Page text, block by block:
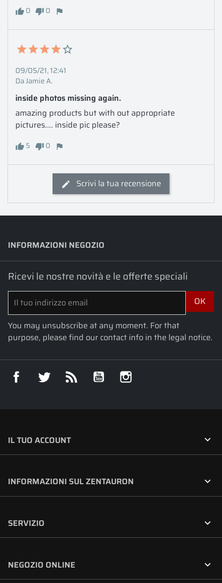
0 0
09/05/21, 12:41
Da Jamie A.
inside photos missing again.
amazing products but with out appropriate
pictures.... inside pic please?
5 0
Scrivi la tua recensione
INFORMAZIONI NEGOZIO
Ricevi le nostre novità e le offerte speciali
You may unsubscribe at any moment. For that
purpose, please find our contact info in the legal notice.
Facebook Twitter YouTube
IL TUO ACCOUNT 
INFORMAZIONI SUL ZENTAURON 
SERVIZIO 
NEGOZIO ONLINE 